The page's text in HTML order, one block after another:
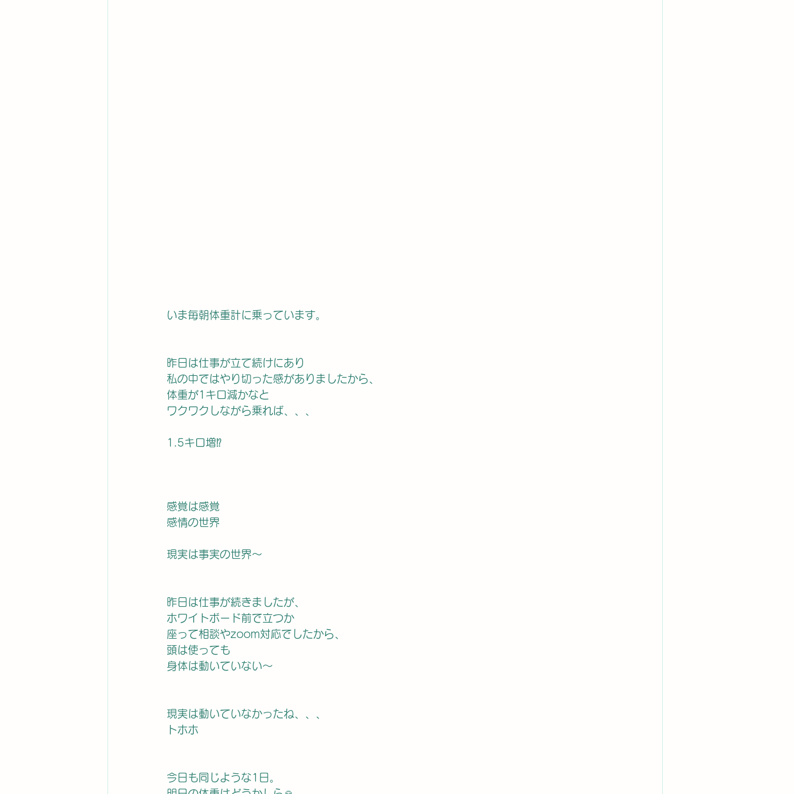
いま毎朝体重計に乗っています。
昨日は仕事が立て続けにあり
私の中ではやり切った感がありましたから、
体重が1キロ減かなと
ワクワクしながら乗れば、、、
1.5キロ増⁉️
感覚は感覚
感情の世界
現実は事実の世界〜
昨日は仕事が続きましたが、
ホワイトボード前で立つか
座って相談やzoom対応でしたから、
頭は使っても
身体は動いていない〜
現実は動いていなかったね、、、
トホホ
今日も同じような1日。